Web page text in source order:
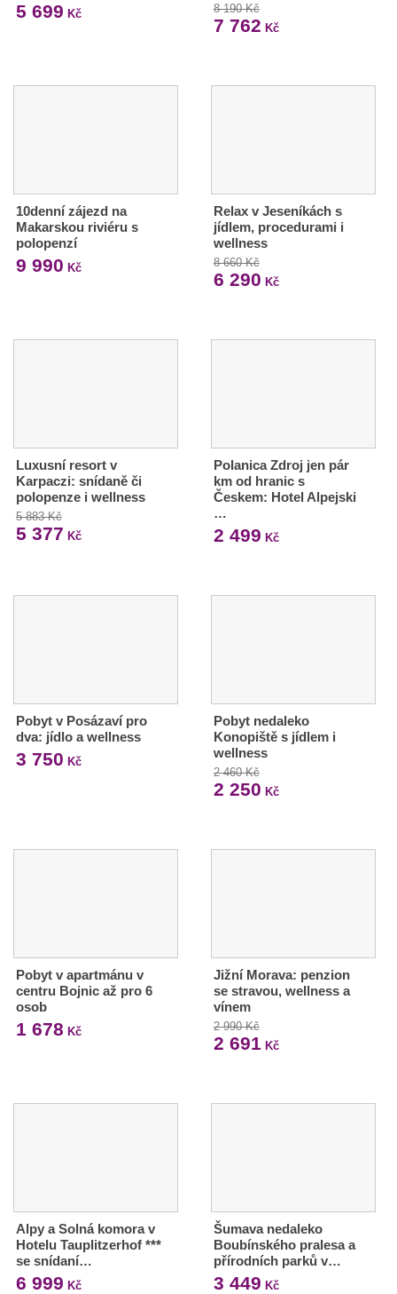
5 699 Kč 8 190 Kč
7 762 Kč
10denní zájezd na
Makarskou riviéru s
polopenzí
9 990 Kč
Relax v Jeseníkách s
jídlem, procedurami i
wellness
8 660 Kč
6 290 Kč
Luxusní resort v
Karpaczi: snídaně či
polopenze i wellness
5 883 Kč
5 377 Kč
Polanica Zdroj jen pár
km od hranic s
Českem: Hotel Alpejski
…
2 499 Kč
Pobyt v Posázaví pro
dva: jídlo a wellness
3 750 Kč
Pobyt nedaleko
Konopiště s jídlem i
wellness
2 460 Kč
2 250 Kč
Pobyt v apartmánu v
centru Bojnic až pro 6
osob
1 678 Kč
Jižní Morava: penzion
se stravou, wellness a
vínem
2 990 Kč
2 691 Kč
Alpy a Solná komora v
Hotelu Tauplitzerhof ***
se snídaní…
6 999 Kč
Šumava nedaleko
Boubínského pralesa a
přírodních parků v…
3 449 Kč